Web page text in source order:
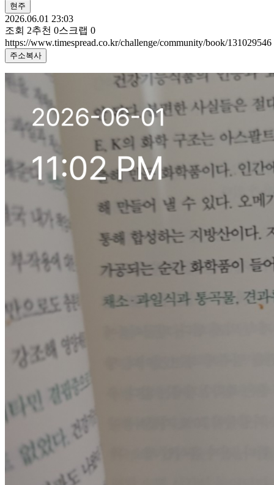
현주
2026.06.01 23:03
조회 2추천 0스크랩 0
https://www.timespread.co.kr/challenge/community/book/131029546
주소복사